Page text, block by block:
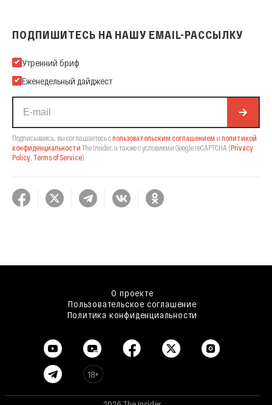
ПОДПИШИТЕСЬ НА НАШУ EMAIL-РАССЫЛКУ
Подпишитесь на нашу Email-рассылку
Утренний бриф
Еженедельный дайджест
Подписываясь, вы соглашаетесь спользовательским соглашением и политикой
конфиденциальности The Insider, а также с условиями Google reCAPTCHA (Privacy
Policy Terms of Service).
О проекте
Пользовательское соглашение
Политика конфиденциальности
18+